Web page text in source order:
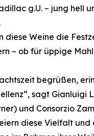
g.U. – jung
diese Weine die
– ob für üppige
begrüßen,
sagt
und Consorzio
diese Vielfalt